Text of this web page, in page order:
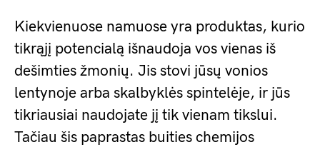
Kiekvienuose namuose yra produktas, kurio
tikrąjį potencialą išnaudoja vos vienas iš
dešimties žmonių. Jis stovi jūsų vonios
lentynoje arba skalbyklės spintelėje, ir jūs
tikriausiai naudojate jį tik vienam tikslui.
Tačiau šis paprastas buities chemijos